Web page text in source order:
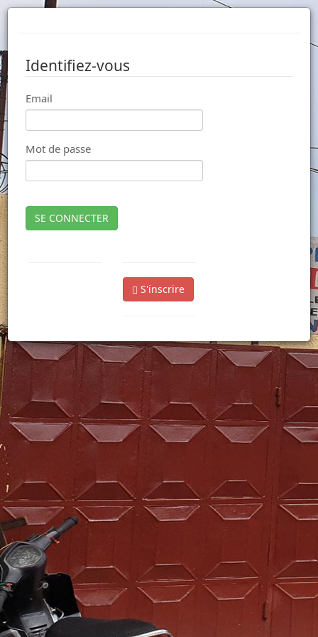
Identifiez-vous
Email
Mot de passe
SE CONNECTER
S'inscrire